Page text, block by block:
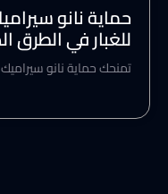
حماية نانو
للغبار في الطرق
تمنحك حماية نانو